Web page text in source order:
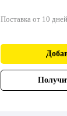
Поставка от 10 дней